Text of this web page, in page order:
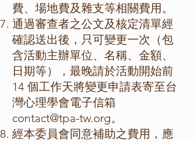
費、場地費及雜支等相關費用。
通過審查者之公文及核定清單經
確認送出後，只可變更一次（包
含活動主辦單位、名稱、金額、
日期等），最晚請於活動開始前
14 個工作天將變更申請表寄至台
灣心理學會電子信箱
contact@tpa-tw.org。
經本委員會同意補助之費用，應